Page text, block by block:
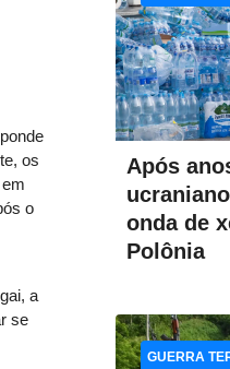
os
o
a
se
Após
onda de
Polônia
GUERRA